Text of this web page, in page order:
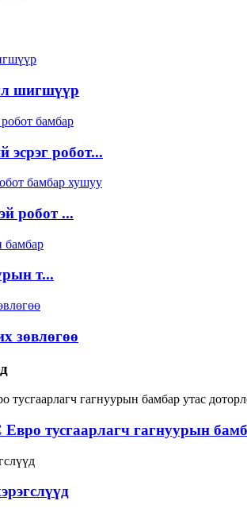
шигшүүр
эсрэг робот...
робот ...
т...
зөвлөгөө
тусгаарлагч гагнуурын